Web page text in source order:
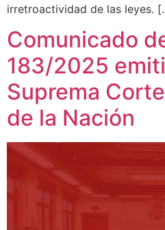
irretroactividad de las leyes.
Comunicado
183/2025
Suprema
de la Nación